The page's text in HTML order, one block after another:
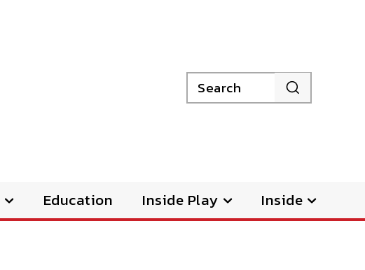
Search
Education Inside Play Inside